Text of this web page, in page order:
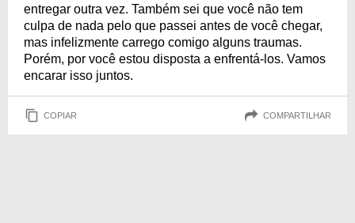
entregar outra vez. Também sei que você não tem
culpa de nada pelo que passei antes de você chegar,
mas infelizmente carrego comigo alguns traumas.
Porém, por você estou disposta a enfrentá-los. Vamos
encarar isso juntos.
COPIAR COMPARTILHAR